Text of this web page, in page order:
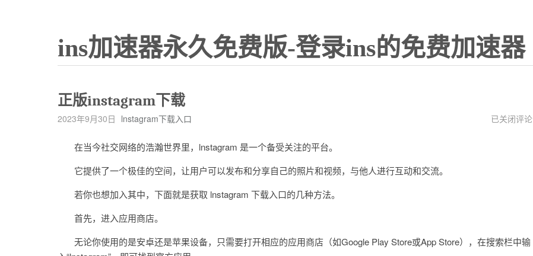
ins加速器永久免费版-登录ins的免费加速器
正版instagram下载
2023年9月30日 lnstagram下载入口
正
已关闭评论
在当今社交网络的浩瀚世界里，lnstagram 是一个备受关注的平台。
它提供了一个极佳的空间，让用户可以发布和分享自己的照片和视频，与他人进行互动和交流。
若你也想加入其中，下面就是获取 lnstagram 下载入口的几种方法。
首先，进入应用商店。
无论你使用的是安卓还是苹果设备，只需要打开相应的应用商店（如Google Play Store或App Store），在搜索栏中输